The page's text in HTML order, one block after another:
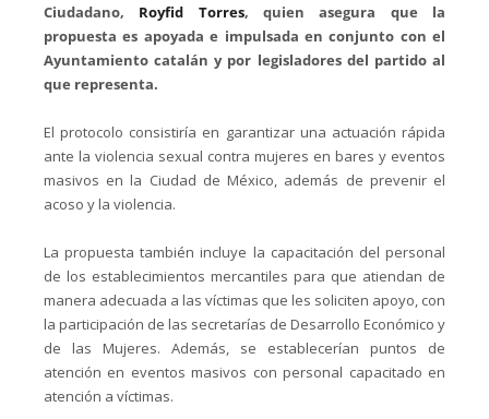
Ciudadano, Royfid Torres, quien asegura que la
propuesta es apoyada e impulsada en conjunto con el
Ayuntamiento catalán y por legisladores del partido al
que representa.
El protocolo consistiría en garantizar una actuación rápida
ante la violencia sexual contra mujeres en bares y eventos
masivos en la Ciudad de México, además de prevenir el
acoso y la violencia.
La propuesta también incluye la capacitación del personal
de los establecimientos mercantiles para que atiendan de
manera adecuada a las víctimas que les soliciten apoyo, con
la participación de las secretarías de Desarrollo Económico y
de las Mujeres. Además, se establecerían puntos de
atención en eventos masivos con personal capacitado en
atención a víctimas.